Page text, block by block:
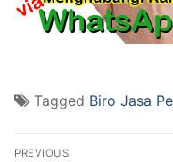
Tagged Biro Jasa
Post
PREVIOUS